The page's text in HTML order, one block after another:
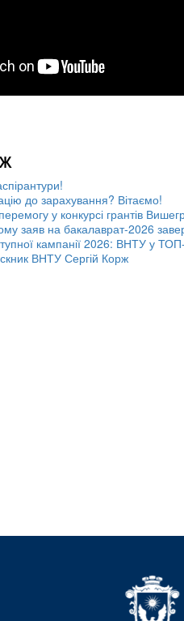
до зарахування? Вітаємо!
у конкурсі грантів
заяв на бакалаврат-2026
кампанії 2026: ВНТУ у
ВНТУ Сергій Корж